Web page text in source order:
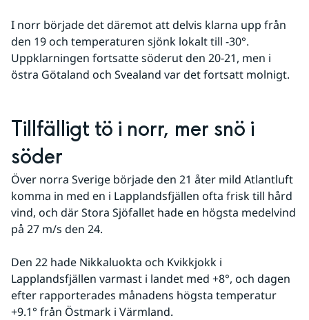
I norr började det däremot att delvis klarna upp från
den 19 och temperaturen sjönk lokalt till -30°.
Uppklarningen fortsatte söderut den 20-21, men i
östra Götaland och Svealand var det fortsatt molnigt.
Tillfälligt tö i norr, mer snö i
söder
Över norra Sverige började den 21 åter mild Atlantluft
komma in med en i Lapplandsfjällen ofta frisk till hård
vind, och där Stora Sjöfallet hade en högsta medelvind
på 27 m/s den 24.
Den 22 hade Nikkaluokta och Kvikkjokk i
Lapplandsfjällen varmast i landet med +8°, och dagen
efter rapporterades månadens högsta temperatur
+9.1° från Östmark i Värmland.